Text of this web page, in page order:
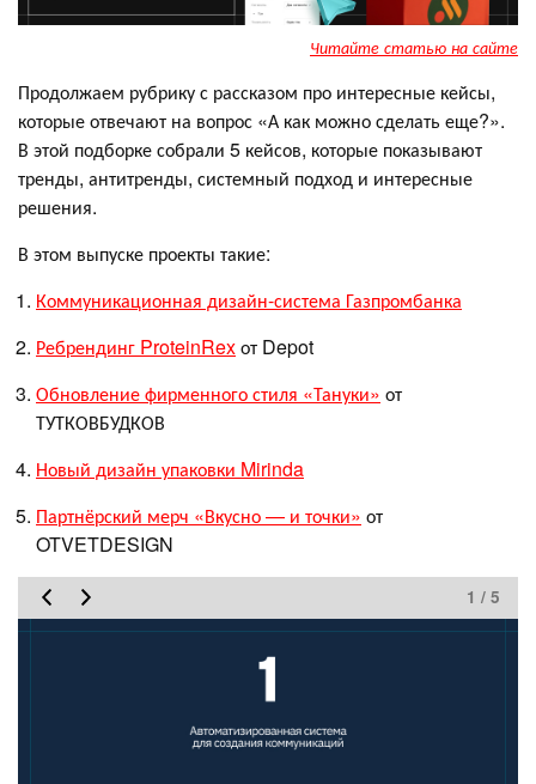
Читайте статью на сайте
Продолжаем рубрику с рассказом про интересные кейсы,
которые отвечают на вопрос «А как можно сделать еще?».
В этой подборке собрали 5 кейсов, которые показывают
тренды, антитренды, системный подход и интересные
решения.
В этом выпуске проекты такие:
Коммуникационная дизайн-система Газпромбанка
Ребрендинг ProteinRexот Depot
Обновление фирменного стиля «Тануки» от
ТУТКОВБУДКОВ
Новый дизайн упаковки Mirinda
Партнёрский мерч «Вкусно — и точки» от
OTVETDESIGN
1 / 5